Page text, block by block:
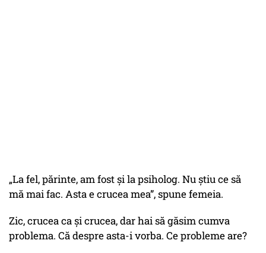
„La fel, părinte, am fost și la psiholog. Nu știu ce să
mă mai fac. Asta e crucea mea”, spune femeia.
Zic, crucea ca și crucea, dar hai să găsim cumva
problema. Că despre asta-i vorba. Ce probleme are?